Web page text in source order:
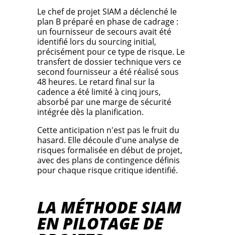
Le chef de projet SIAM a déclenché le
plan B préparé en phase de cadrage :
un fournisseur de secours avait été
identifié lors du sourcing initial,
précisément pour ce type de risque. Le
transfert de dossier technique vers ce
second fournisseur a été réalisé sous
48 heures. Le retard final sur la
cadence a été limité à cinq jours,
absorbé par une marge de sécurité
intégrée dès la planification.
Cette anticipation n'est pas le fruit du
hasard. Elle découle d'une analyse de
risques formalisée en début de projet,
avec des plans de contingence définis
pour chaque risque critique identifié.
LA MÉTHODE SIAM
EN PILOTAGE DE